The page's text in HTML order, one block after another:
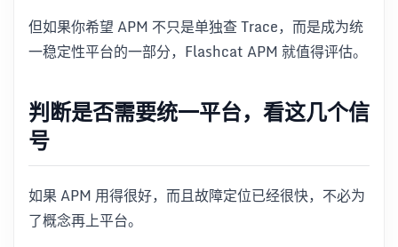
但如果你希望 APM 不只是单独查 Trace，而是成为统
一稳定性平台的一部分，Flashcat APM 就值得评估。
判断是否需要统一平台，看这几个信
号
如果 APM 用得很好，而且故障定位已经很快，不必为
了概念再上平台。